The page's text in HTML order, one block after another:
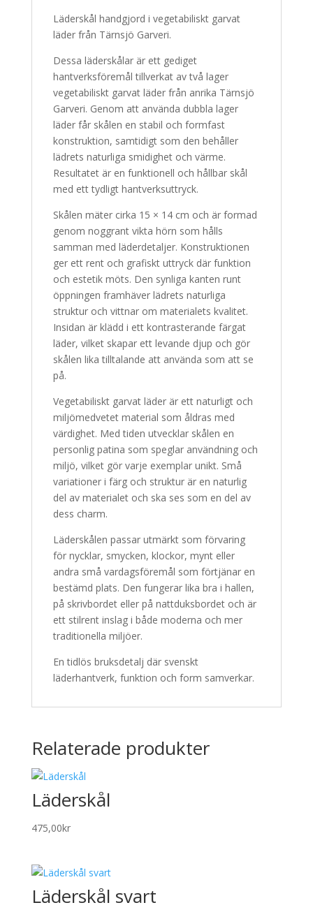
Läderskål handgjord i vegetabiliskt garvat
läder från Tärnsjö Garveri.
Dessa läderskålar är ett gediget
hantverksföremål tillverkat av två lager
vegetabiliskt garvat läder från anrika Tärnsjö
Garveri. Genom att använda dubbla lager
läder får skålen en stabil och formfast
konstruktion, samtidigt som den behåller
lädrets naturliga smidighet och värme.
Resultatet är en funktionell och hållbar skål
med ett tydligt hantverksuttryck.
Skålen mäter cirka 15 × 14 cm och är formad
genom noggrant vikta hörn som hålls
samman med läderdetaljer. Konstruktionen
ger ett rent och grafiskt uttryck där funktion
och estetik möts. Den synliga kanten runt
öppningen framhäver lädrets naturliga
struktur och vittnar om materialets kvalitet.
Insidan är klädd i ett kontrasterande färgat
läder, vilket skapar ett levande djup och gör
skålen lika tilltalande att använda som att se
på.
Vegetabiliskt garvat läder är ett naturligt och
miljömedvetet material som åldras med
värdighet. Med tiden utvecklar skålen en
personlig patina som speglar användning och
miljö, vilket gör varje exemplar unikt. Små
variationer i färg och struktur är en naturlig
del av materialet och ska ses som en del av
dess charm.
Läderskålen passar utmärkt som förvaring
för nycklar, smycken, klockor, mynt eller
andra små vardagsföremål som förtjänar en
bestämd plats. Den fungerar lika bra i hallen,
på skrivbordet eller på nattduksbordet och är
ett stilrent inslag i både moderna och mer
traditionella miljöer.
En tidlös bruksdetalj där svenskt
läderhantverk, funktion och form samverkar.
Relaterade produkter
Läderskål
475,00kr
Läderskål svart